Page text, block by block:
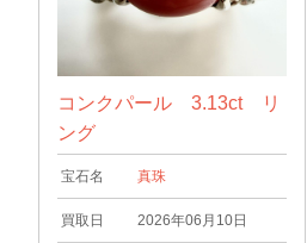
コンクパール 3.13ct リ
ング
宝石名 真珠
買取日 2026年06月10日